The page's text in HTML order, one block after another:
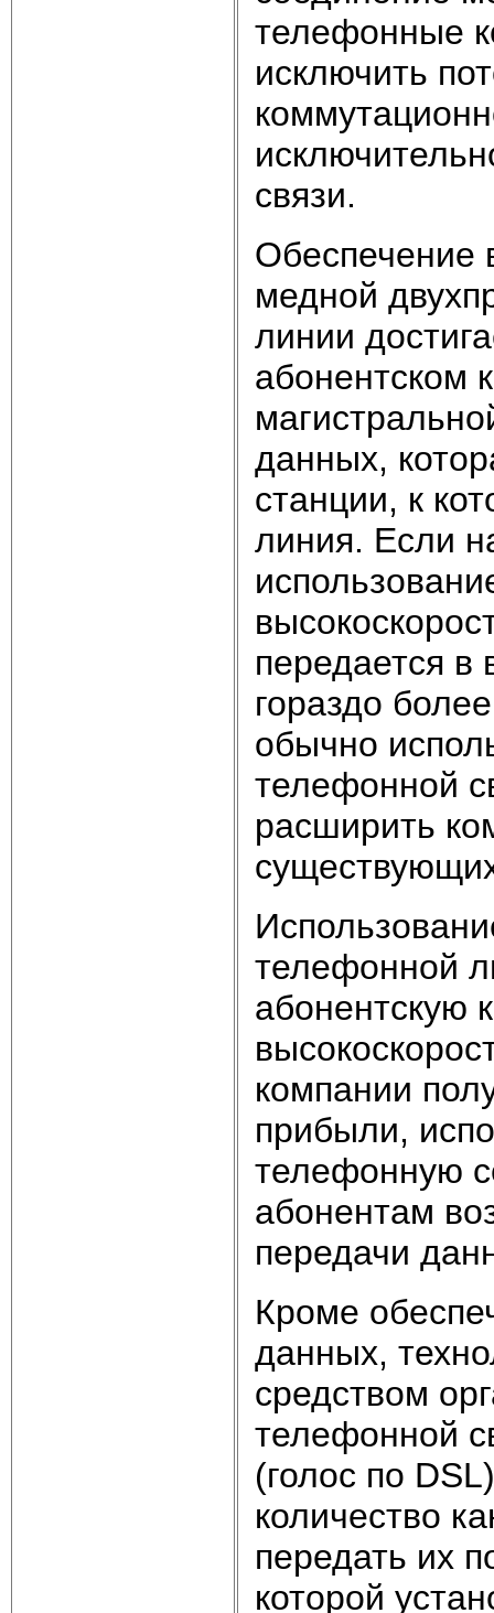
телефонные
исключить
связи.
Обеспечение
медной
линии
абонентском
данных,
станции, к
линия. Если
передается в
гораздо
обычно
телефонной
расширить
телефонной
абонентскую
компании
прибыли,
телефонную
абонентам
передачи
Кроме
данных,
средством
телефонной
(голос по
количество
передать их
которой